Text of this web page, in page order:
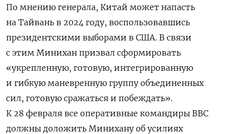
По мнению генерала, Китай может напасть
на Тайвань в 2024 году, воспользовавшись
президентскими выборами в США. В связи
с этим Минихан призвал сформировать
«укрепленную, готовую, интегрированную
и гибкую маневренную группу объединенных
сил, готовую сражаться и побеждать».
К 28 февраля все оперативные командиры ВВС
должны доложить Минихану об усилиях